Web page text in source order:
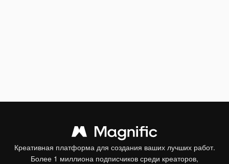
Креативная платформа для создания ваших лучших работ.
Более 1 миллиона подписчиков среди креаторов,